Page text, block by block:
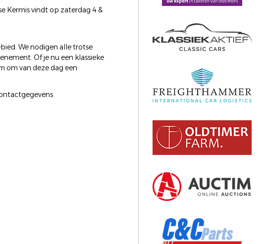
Kermis vindt op zaterdag 4 &
We nodigen alle trotse
Of je nu een klassieke
om van deze dag een